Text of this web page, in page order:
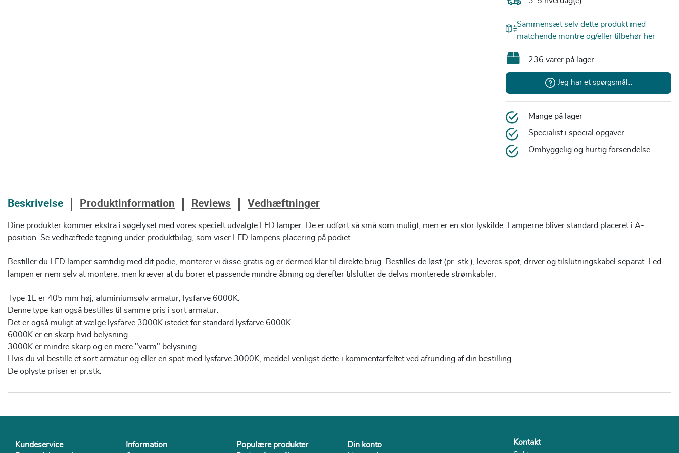
Sammensæt selv dette produkt med
matchende montre og/eller tilbehør her
236 varer på lager
Jeg har et spørgsmål...
Mange på lager
Specialist i special opgaver
Omhyggelig og hurtig forsendelse
Beskrivelse Produktinformation Reviews Vedhæftninger
Dine produkter kommer ekstra i søgelyset med vores specielt udvalgte LED lamper. De er udført så små som muligt, men er en stor lyskilde. Lamperne bliver standard placeret i A-
position. Se vedhæftede tegning under produktbilag, som viser LED lampens placering på podiet.
Bestiller du LED lamper samtidig med dit podie, monterer vi disse gratis og er dermed klar til direkte brug. Bestilles de løst (pr. stk.), leveres spot, driver og tilslutningskabel separat. Led
lampen er nem selv at montere, men kræver at du borer et passende mindre åbning og derefter tilslutter de delvis monterede strømkabler.
Type 1L er 405 mm høj, aluminiumsølv armatur, lysfarve 6000K.
Denne type kan også bestilles til samme pris i sort armatur.
Det er også muligt at vælge lysfarve 3000K istedet for standard lysfarve 6000K.
6000K er en skarp hvid belysning.
3000K er mindre skarp og en mere "varm" belysning.
Hvis du vil bestille et sort armatur og eller en spot med lysfarve 3000K, meddel venligst dette i kommentarfeltet ved afrunding af din bestilling.
De oplyste priser er pr.stk.
Kundeservice
Information
Populære produkter
Din konto
Kontakt